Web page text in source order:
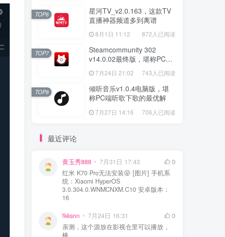
星河TV_v2.0.163，这款TV
直播神器频道多到离谱
8月1日 11:12 872人已阅读
TOP6
Steamcommunity 302
v14.0.02最终版，堪称PC玩
家必备的网络工具箱
7月24日 21:02 743人已阅读
TOP7
倾听音乐v1.0.4电脑版，堪
称PC端听歌下歌的最优解
7月27日 14:16 706人已阅读
TOP8
最近评论
黄玉秀888 7月31日 17:43
0
红米 K70 Pro无法安装😝 [图片] 手机系
统：Xiaomi HyperOS
3.0.304.0.WNMCNXM.C10 安卓版本：
16
fkksnn 7月24日 16:31
0
亲测，这个源放在影视仓里可以播放，
棒